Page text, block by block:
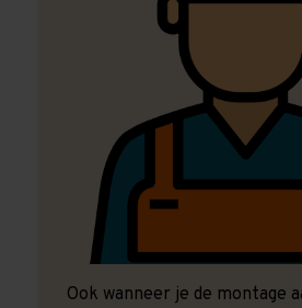
Ook wanneer je de montage